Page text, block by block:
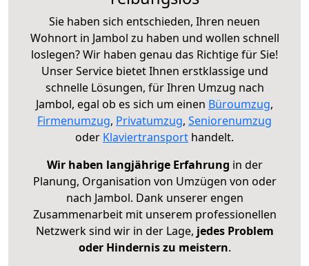
Sie haben sich entschieden, Ihren neuen
Wohnort in Jambol zu haben und wollen schnell
loslegen? Wir haben genau das Richtige für Sie!
Unser Service bietet Ihnen erstklassige und
schnelle Lösungen, für Ihren Umzug nach
Jambol, egal ob es sich um einen Büroumzug,
Firmenumzug, Privatumzug, Seniorenumzug
oder Klaviertransport handelt.
Wir haben langjährige Erfahrung in der
Planung, Organisation von Umzügen von oder
nach Jambol. Dank unserer engen
Zusammenarbeit mit unserem professionellen
Netzwerk sind wir in der Lage, jedes Problem
oder Hindernis zu meistern.